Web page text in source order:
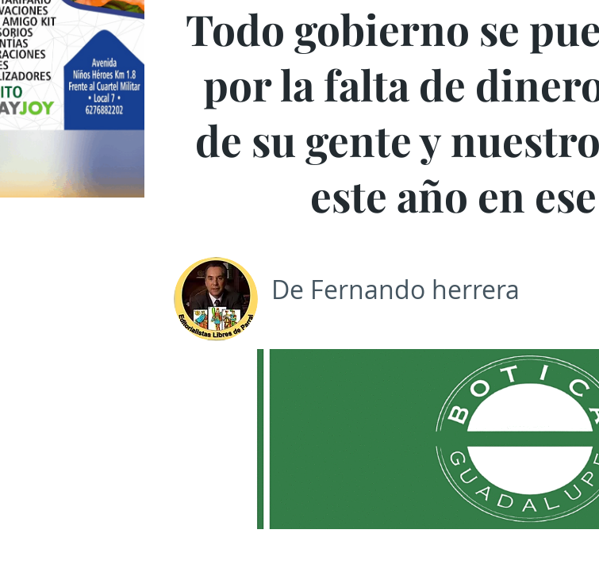
Todo gobierno se
por la falta de
de su gente y
este año en
De Fernando herrera